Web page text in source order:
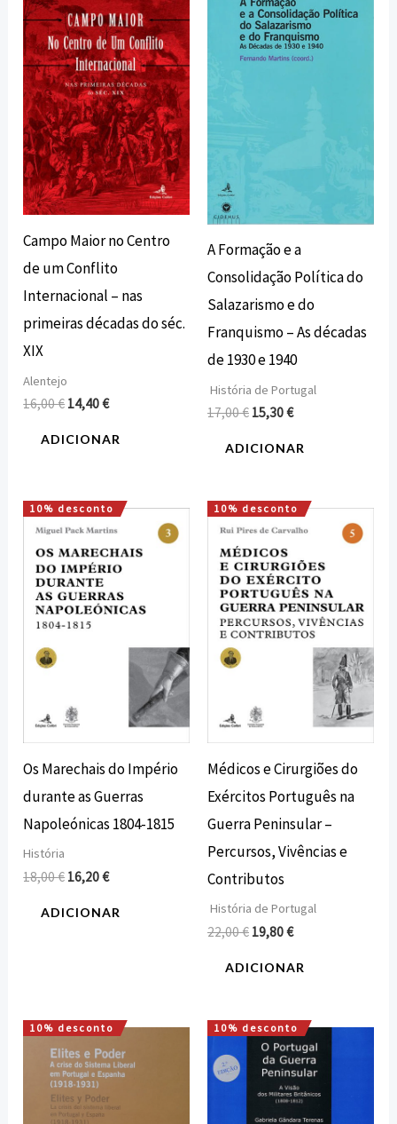
Campo Maior no Centro
de um Conflito
Internacional – nas
primeiras décadas do séc.
XIX
Alentejo
16,00€
original
era:
16,00 €.
14,40€
atual
é:
14,40 €.
ADICIONAR
A Formação e a
Consolidação Política do
Salazarismo e do
Franquismo – As décadas
de 1930 e 1940
História de Portugal
17,00€
original
era:
17,00 €.
15,30€
atual
é:
15,30 €.
ADICIONAR
10% desconto
Os Marechais do Império
durante as Guerras
Napoleónicas 1804-1815
História
18,00€
O
preço
original
era:
18,00 €.
16,20€
O
preço
atual
é:
ADICIONAR
10% desconto
Médicos e Cirurgiões do
Exércitos Português na
Guerra Peninsular –
Percursos, Vivências e
Contributos
História de Portugal
22,00€
O
preço
original
era:
22,00 €.
19,80€
O
preço
é:
19,80 €.
ADICIONAR
10% desconto
O
preço
original
era:
22,00 €.
O
preço
atual
19,80 €.
10% desconto
O
preço
original
11,50 €.
O
preço
atual
é:
10,35 €.